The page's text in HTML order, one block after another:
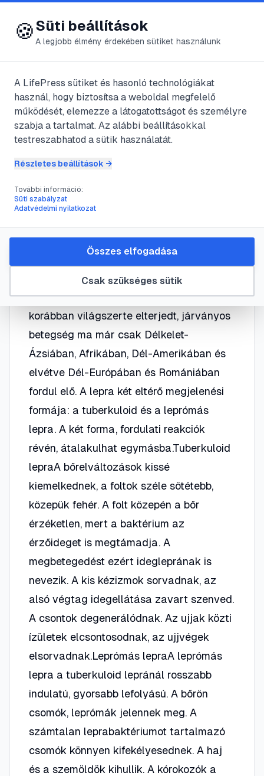
😍 LifePress
@Hexi
2011. szeptember 27. perc olvasás
Lepra
#megbetegedés
A lepra krónikus lefolyású, rossz
prognózisú, jellegzetes bőr-,
nyálkahártya- és idegrendszeri
tünetekkel járó, fertőző betegség.A
korábban világszerte elterjedt, járványos
betegség ma már csak Délkelet-
Ázsiában, Afrikában, Dél-Amerikában és
elvétve Dél-Európában és Romániában
fordul elő. A lepra két eltérő megjelenési
formája: a tuberkuloid és a leprómás
lepra. A két forma, fordulati reakciók
révén, átalakulhat egymásba.Tuberkuloid
lepraA bőrelváltozások kissé
kiemelkednek, a foltok széle sötétebb,
közepük fehér. A folt közepén a bőr
érzéketlen, mert a baktérium az
érzőideget is megtámadja. A
megbetegedést ezért idegleprának is
nevezik. A kis kézizmok sorvadnak, az
alsó végtag idegellátása zavart szenved.
A csontok degenerálódnak. Az ujjak közti
ízületek elcsontosodnak, az ujjvégek
elsorvadnak.Leprómás lepraA leprómás
lepra a tuberkuloid lepránál rosszabb
indulatú, gyorsabb lefolyású. A bőrön
csomók, leprómák jelennek meg. A
számtalan leprabaktériumot tartalmazó
csomók könnyen kifekélyesednek. A haj
és a szemöldök kihullik. A kórokozók a
🍪Süti beállítások
A legjobb élmény érdekében sütiket használunk
A LifePress sütiket és hasonló technológiákat
használ, hogy biztosítsa a weboldal megfelelő
működését, elemezze a látogatottságot és személyre
szabja a tartalmat. Az alábbi beállításokkal
testreszabhatod a sütik használatát.
Részletes beállítások →
További információ:
Süti szabályzat
Adatvédelmi nyilatkozat
Csak szükséges sütik
Összes elfogadása